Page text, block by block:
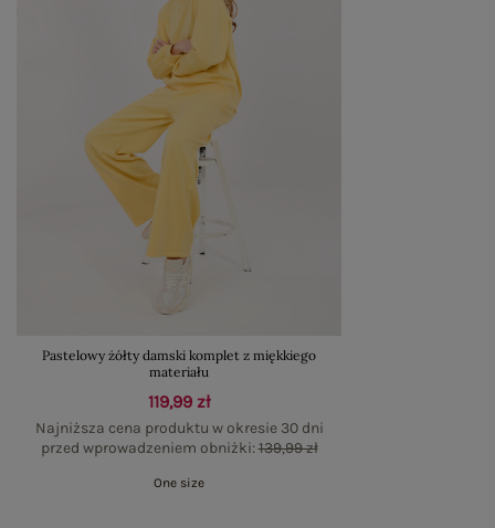
Pastelowy żółty damski komplet z miękkiego
materiału
119,99 zł
Najniższa cena produktu w okresie 30 dni
przed wprowadzeniem obniżki:139,99 zł
One size